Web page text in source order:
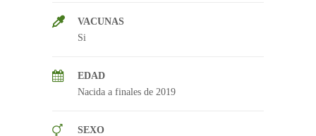
VACUNAS
Si
EDAD
Nacida a finales de 2019
SEXO